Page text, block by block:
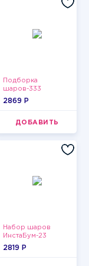
Подборка
шаров-333
2869 P
ДОБАВИТЬ
Набор шаров
ИнстаБум-23
2819 P